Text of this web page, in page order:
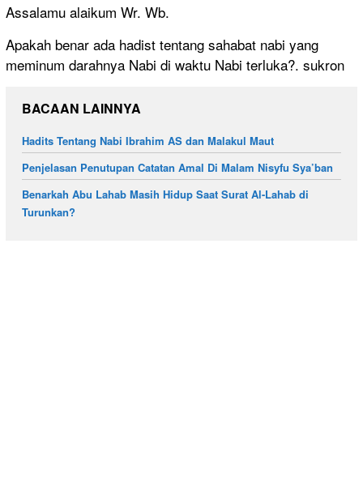
Assalamu alaikum Wr. Wb.
Apakah benar ada hadist tentang sahabat nabi yang
meminum darahnya Nabi di waktu Nabi terluka?. sukron
BACAAN LAINNYA
Hadits Tentang Nabi Ibrahim AS dan Malakul Maut
Penjelasan Penutupan Catatan Amal Di Malam Nisyfu Sya’ban
Benarkah Abu Lahab Masih Hidup Saat Surat Al-Lahab di
Turunkan?